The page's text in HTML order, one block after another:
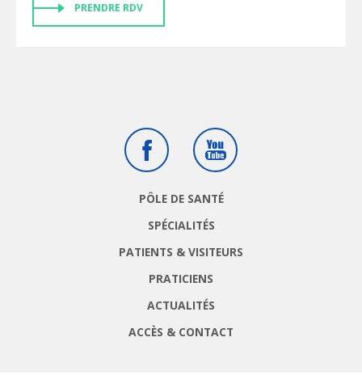
PRENDRE RDV
FacebookYoutube
PÔLE DE SANTÉ
SPÉCIALITÉS
PATIENTS & VISITEURS
PRATICIENS
ACTUALITÉS
ACCÈS & CONTACT